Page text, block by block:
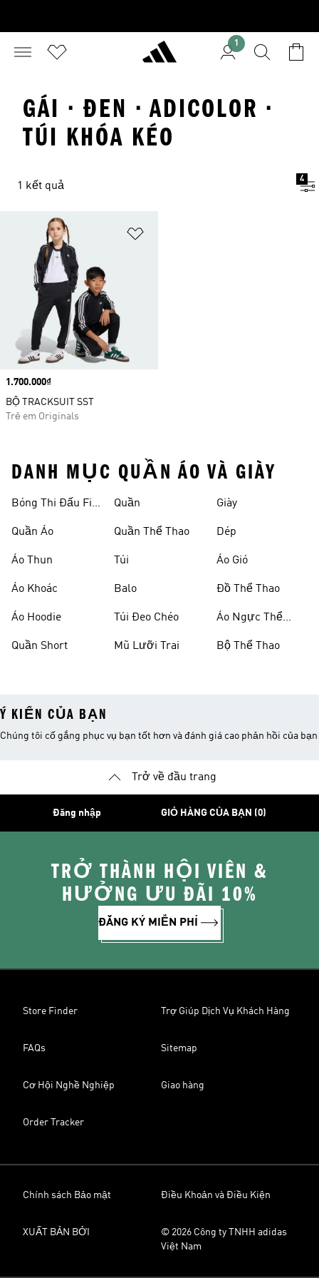
1
GÁI · ĐEN · ADICOLOR ·
TÚI KHÓA KÉO
1 kết quả
4
Price
1.700.000₫
BỘ TRACKSUIT SST
Trẻ em Originals
DANH MỤC QUẦN ÁO VÀ GIÀY
Bóng Thi Đấu Fifa
Quần Áo
Áo Thun
Áo Khoác
Áo Hoodie
Quần Short
Quần
Quần Thể Thao
Túi
Balo
Túi Đeo Chéo
Mũ Lưỡi Trai
Giày
Dép
Áo Gió
Đồ Thể Thao
Áo Ngực Thể
Bộ Thể Thao
Ý KIẾN CỦA BẠN
Chúng tôi cố gắng phục vụ bạn tốt hơn và đánh giá cao phản hồi của bạn
Trở về đầu trang
Đăng nhập GIỎ HÀNG CỦA BẠN (0)
TRỞ THÀNH HỘI VIÊN &
HƯỞNG ƯU ĐÃI 10%
ĐĂNG KÝ MIỄN PHÍ
Store Finder Trợ Giúp Dịch Vụ Khách Hàng
FAQs Sitemap
Cơ Hội Nghề Nghiệp Giao hàng
Order Tracker
Chính sách Bảo mật Điều Khoản và Điều Kiện
XUẤT BẢN BỞI
© 2026 Công ty TNHH adidas
Việt Nam